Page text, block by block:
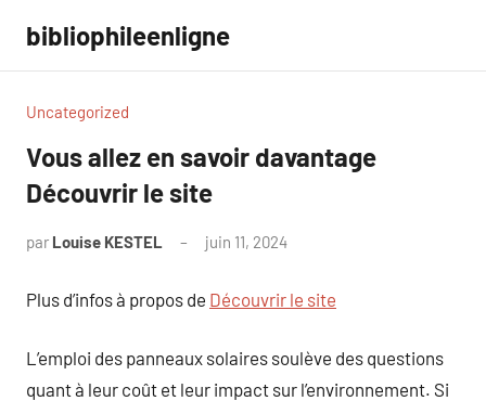
contenu
bibliophileenligne
Uncategorized
Vous allez en savoir davantage
Découvrir le site
par Louise KESTEL juin 11, 2024
Plus d’infos à propos de Découvrir le site
L’emploi des panneaux solaires soulève des questions
quant à leur coût et leur impact sur l’environnement. Si